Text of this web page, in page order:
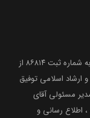
با اخذ مجوز رسمی به شماره ثبت ۸۶۸۱۴ از
ارشاد اسلامی توفیق
امتیازی و مدیر مسئولی آقای
اطلاع رسانی و